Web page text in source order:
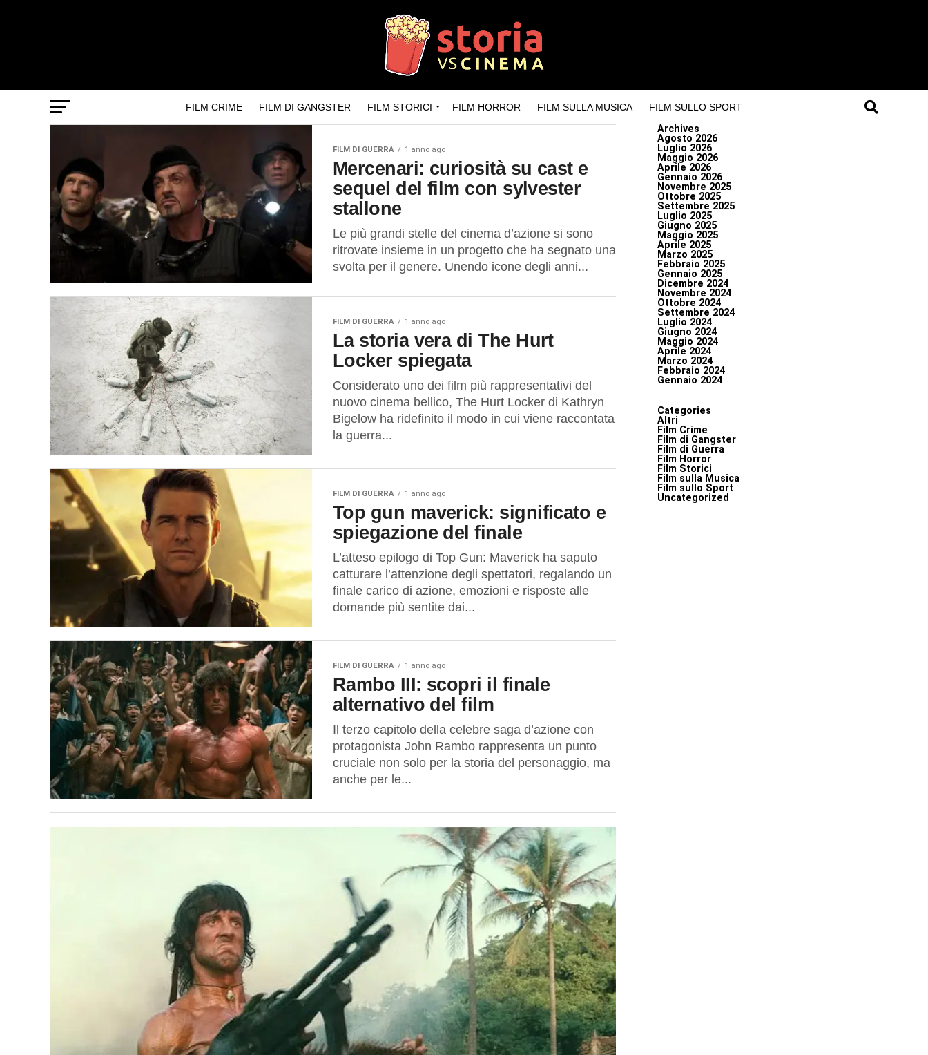
FILM CRIME FILM DI GANGSTER FILM STORICI FILM HORROR FILM SULLA MUSICA FILM SULLO SPORT
FILM DI GUERRA 1 anno ago
Mercenari: curiosità su cast e
sequel del film con sylvester
stallone
Le più grandi stelle del cinema d’azione si sono
ritrovate insieme in un progetto che ha segnato una
svolta per il genere. Unendo icone degli anni...
FILM DI GUERRA 1 anno ago
La storia vera di The Hurt
Locker spiegata
Considerato uno dei film più rappresentativi del
nuovo cinema bellico, The Hurt Locker di Kathryn
Bigelow ha ridefinito il modo in cui viene raccontata
la guerra...
FILM DI GUERRA 1 anno ago
Top gun maverick: significato e
spiegazione del finale
L’atteso epilogo di Top Gun: Maverick ha saputo
catturare l’attenzione degli spettatori, regalando un
finale carico di azione, emozioni e risposte alle
domande più sentite dai...
FILM DI GUERRA 1 anno ago
Rambo III: scopri il finale
alternativo del film
Il terzo capitolo della celebre saga d’azione con
protagonista John Rambo rappresenta un punto
cruciale non solo per la storia del personaggio, ma
anche per le...
Archives
Agosto 2026
Luglio 2026
Maggio 2026
Aprile 2026
Gennaio 2026
Novembre 2025
Ottobre 2025
Settembre 2025
Luglio 2025
Giugno 2025
Maggio 2025
Aprile 2025
Marzo 2025
Febbraio 2025
Gennaio 2025
Dicembre 2024
Novembre 2024
Ottobre 2024
Settembre 2024
Luglio 2024
Giugno 2024
Maggio 2024
Aprile 2024
Marzo 2024
Febbraio 2024
Gennaio 2024
Categories
Altri
Film Crime
Film di Gangster
Film di Guerra
Film Horror
Film Storici
Film sulla Musica
Film sullo Sport
Uncategorized